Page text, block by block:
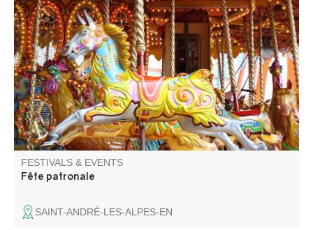
Fête patronale avec fête foraine., animations musicales,
spectacles, concours de pétanque et soirées dansantes.
FESTIVALS & EVENTS
Fête patronale
SAINT-ANDRÉ-LES-ALPES-EN